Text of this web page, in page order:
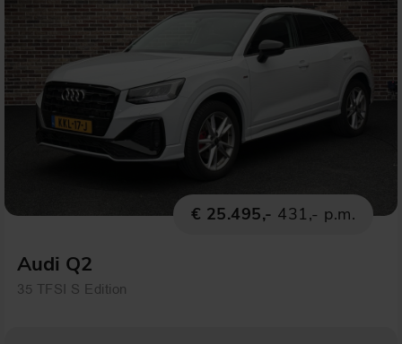
€ 25.495,- 431,- p.m.
Audi Q2
35 TFSI S Edition